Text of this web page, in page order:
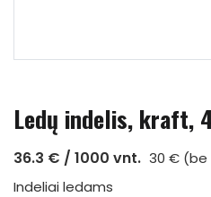
Ledų indelis, kraft,
36.3 € / 1000 vnt. 30 € (be
Indeliai ledams